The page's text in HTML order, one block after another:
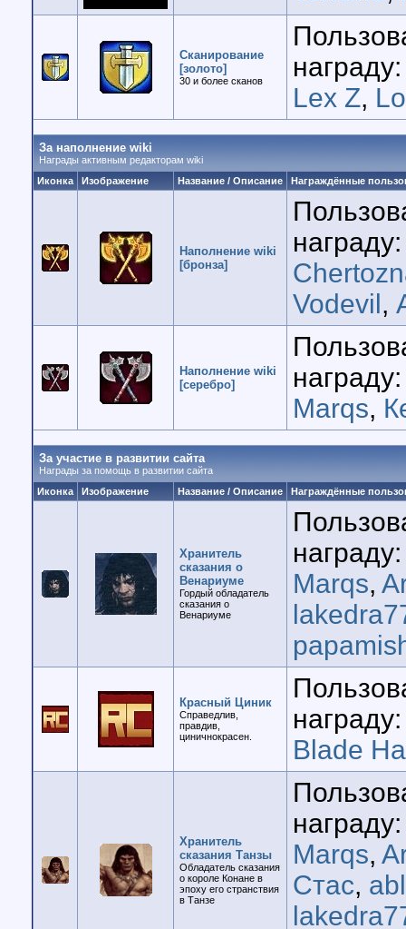
Сканирование
[золото]
30 и более сканов
Lex Z,
За наполнение wiki
Награды активным редакторам wiki
Иконка
Изображение Название / Описание Награждённые
Наполнение wiki
[бронза]
Vodevil,
Наполнение wiki
[серебро]
Marqs,
За участие в развитии сайта
Награды за помощь в развитии сайта
Иконка
Изображение Название / Описание Награждённые
Хранитель
сказания о
Венариуме
Гордый обладатель
сказания о
Венариуме
Marqs,
Красный Циник
Справедлив,
правдив,
циничнокрасен.
Blade
Хранитель
сказания Танзы
Обладатель сказания
о короле Конане в
эпоху его странствия
в Танзе
Marqs,
Стас,